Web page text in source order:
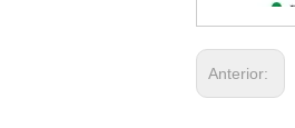
Anterior: